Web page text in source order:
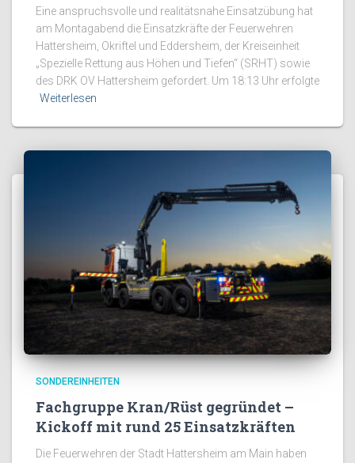
Eine anspruchsvolle und realitätsnahe Einsatzübung hat
am Montagabend die Einsatzkräfte der Feuerwehren
Hattersheim, Okriftel und Eddersheim, der Kreiseinheit
„Spezielle Rettung aus Höhen und Tiefen“ (SRHT) sowie
des DRK OV Hattersheim gefordert. Um 18:13 Uhr erfolgte
Weiterlesen
SONDEREINHEITEN
Fachgruppe Kran/Rüst gegründet –
Kickoff mit rund 25 Einsatzkräften
Die Feuerwehren der Stadt Hattersheim am Main haben